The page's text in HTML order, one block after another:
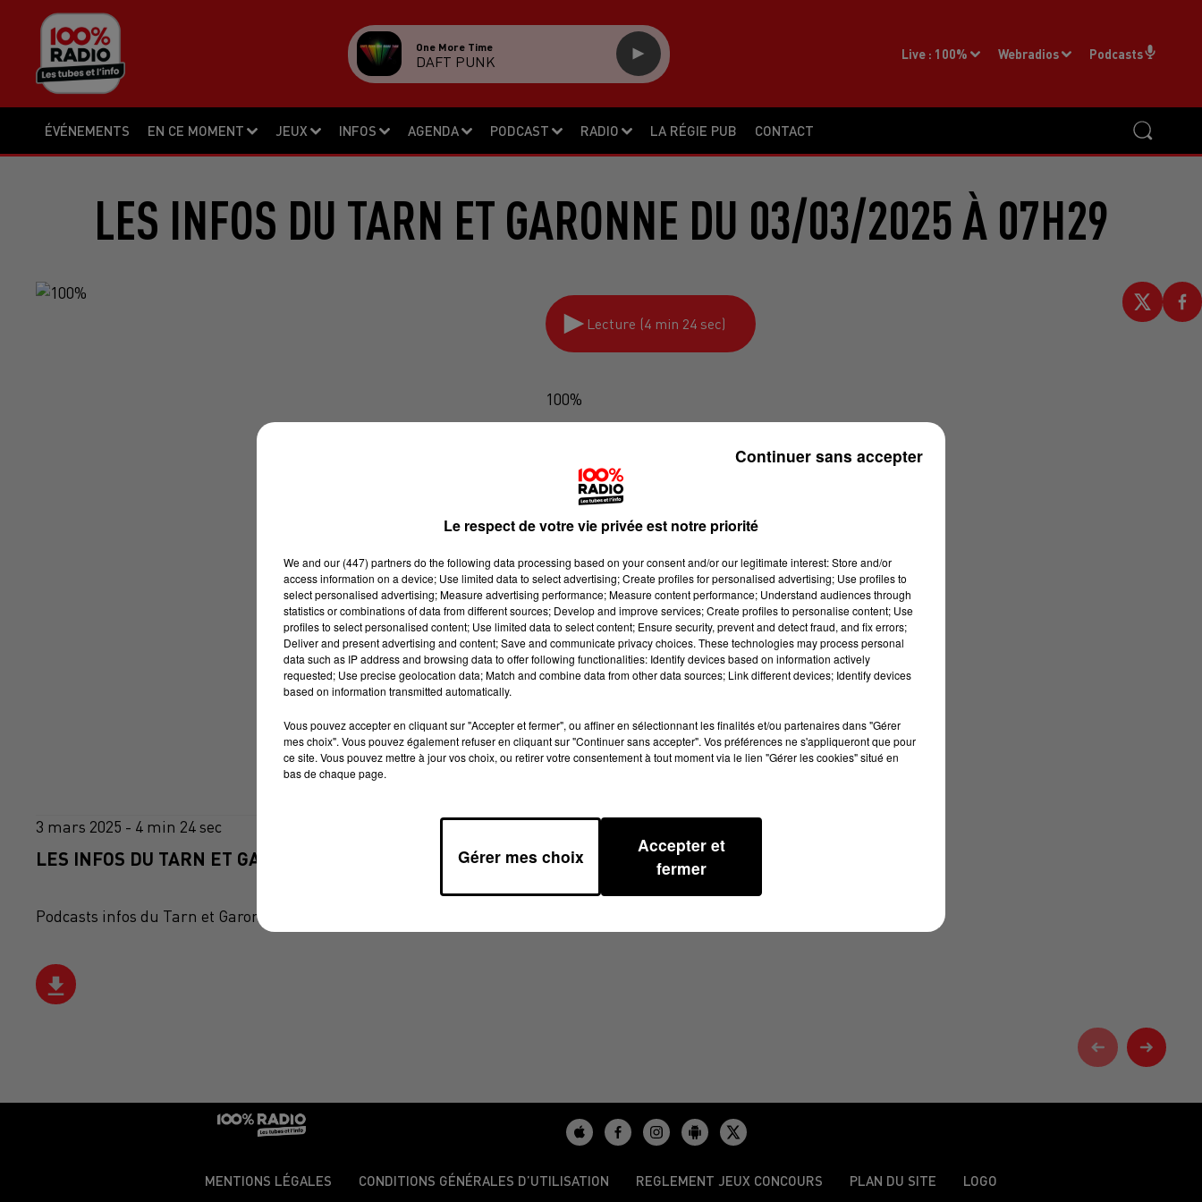
ÉVÉNEMENTS EN CE MOMENT JEUX INFOS AGENDA PODCAST RADIO LA RÉGIE PUB CONTACT
Live : 100% Webradios Podcasts
One More Time
DAFT PUNK
LES INFOS DU TARN ET GARONNE DU 03/03/2025 À 07H29
Lecture (4 min 24 sec)
100%
3 mars 2025 - 4 min 24 sec
LES INFOS DU TARN ET GARONNE DU 03/03/2025 À 07H29
Podcasts infos du Tarn et Garonne
MENTIONS LÉGALES CONDITIONS GÉNÉRALES D’UTILISATION REGLEMENT JEUX CONCOURS PLAN DU SITE LOGO
Le respect de votre vie privée est notre priorité
We and our (447) partnersdo the following data processing based on your consent and/or our legitimate interest: Store and/or
access information on a device; Use limited data to select advertising; Create profiles for personalised advertising; Use profiles to
select personalised advertising; Measure advertising performance; Measure content performance; Understand audiences through
statistics or combinations of data from different sources; Develop and improve services; Create profiles to personalise content; Use
profiles to select personalised content; Use limited data to select content; Ensure security, prevent and detect fraud, and fix errors;
Deliver and present advertising and content; Save and communicate privacy choices. These technologies may process personal
data such as IP address and browsing data to offer following functionalities: Identify devices based on information actively
requested; Use precise geolocation data; Match and combine data from other data sources; Link different devices; Identify devices
based on information transmitted automatically.
Vous pouvez accepter en cliquant sur "Accepter et fermer", ou affiner en sélectionnant les finalités et/ou partenaires dans "Gérer
mes choix". Vous pouvez également refuser en cliquant sur "Continuer sans accepter". Vos préférences ne s'appliqueront que pour
ce site. Vous pouvez mettre à jour vos choix, ou retirer votre consentement à tout moment via le lien "Gérer les cookies" situé en
bas de chaque page.
Gérer mes choix
Accepter et
fermer
Continuer sans accepter